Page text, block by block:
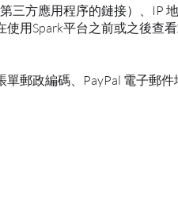
三方應用程序的鏈接）、IP
用Spark平台之前或之後查
郵政編碼、PayPal 電子郵